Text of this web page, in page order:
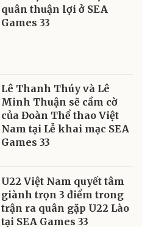
quân thuận lợi ở SEA
Games 33
Lê Thanh Thúy và Lê
Minh Thuận sẽ cầm cờ
của Đoàn Thể thao Việt
Nam tại Lễ khai mạc SEA
Games 33
U22 Việt Nam quyết tâm
giành trọn 3 điểm trong
trận ra quân gặp U22 Lào
tại SEA Games 33